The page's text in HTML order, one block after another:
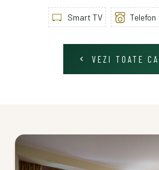
Smart TV Telefon
VEZI TOATE